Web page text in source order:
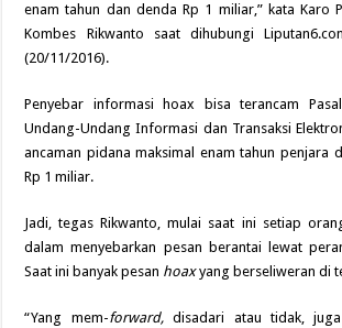
enam tahun dan denda Rp 1 miliar,” kata Karo
Kombes Rikwanto saat dihubungi
(20/11/2016).
Penyebar informasi hoax bisa terancam
Undang-Undang Informasi dan Transaksi
ancaman pidana maksimal enam tahun penjara
Rp 1 miliar.
Jadi, tegas Rikwanto, mulai saat ini setiap
dalam menyebarkan pesan berantai lewat
Saat ini banyak pesan hoaxyang berseliweran di
“Yang mem-forward,disadari atau tidak,